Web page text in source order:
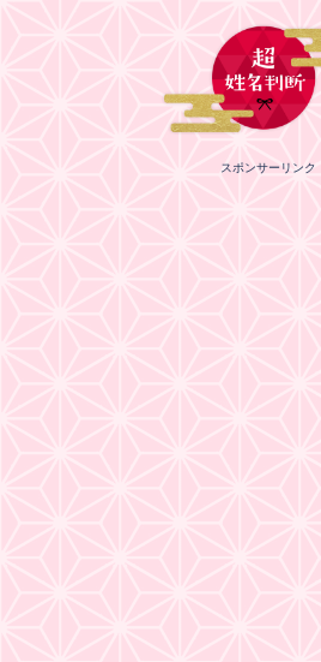
スポンサーリンク